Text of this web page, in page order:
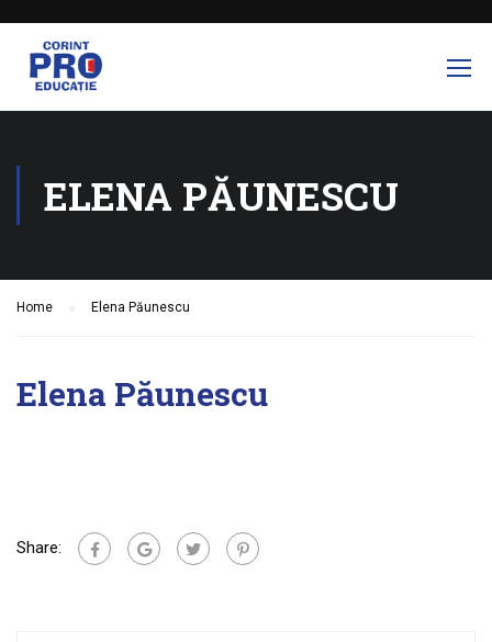
ELENA PĂUNESCU
Home Elena Păunescu
Elena Păunescu
Share: